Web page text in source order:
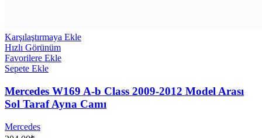
Karşılaştırmaya Ekle
Hızlı Görünüm
Favorilere Ekle
Sepete Ekle
Mercedes W169 A-b Class 2009-2012 Model Arası
Sol Taraf Ayna Camı
Mercedes